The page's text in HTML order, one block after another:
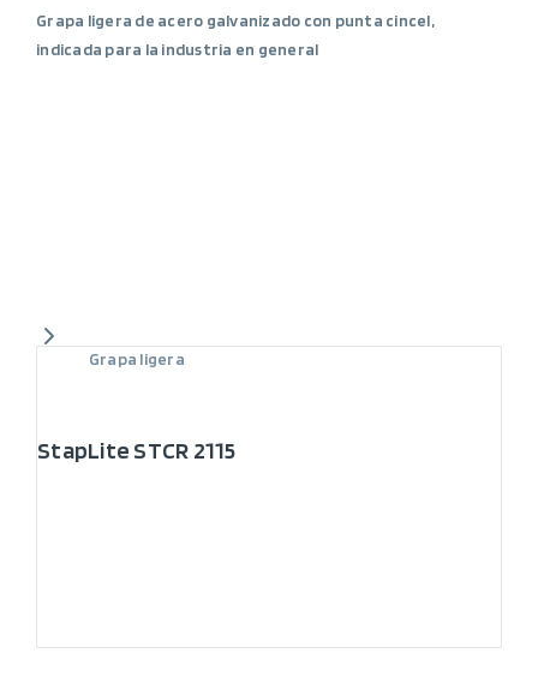
Grapa ligera de acero galvanizado con punta cincel,
indicada para la industria en general
Grapa ligera
StapLite STCR 2115